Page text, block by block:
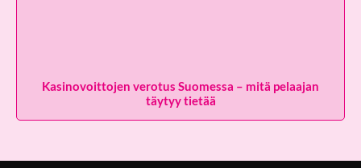
Kasinovoittojen verotus Suomessa – mitä pelaajan
täytyy tietää